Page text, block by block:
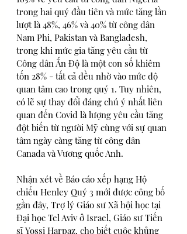
trong hai quý đầu tiên và mức tăng lần
lượt là 48%, 46% và 40% từ công dân
Nam Phi, Pakistan và Bangladesh,
trong khi mức gia tăng yêu cầu từ
Công dân Ấn Độ là một con số khiêm
tốn 28% - tất cả đều nhờ vào mức độ
quan tâm cao trong quý 1. Tuy nhiên,
có lẽ sự thay đổi đáng chú ý nhất liên
quan đến Covid là lượng yêu cầu tăng
đột biến từ người Mỹ cùng với sự quan
tâm ngày càng tăng từ công dân
Canada và Vương quốc Anh.
Nhận xét về Báo cáo xếp hạng Hộ
chiếu Henley Quý 3 mới được công bố
gần đây, Trợ lý Giáo sư Xã hội học tại
Đại học Tel Aviv ở Israel, Giáo sư Tiến
sĩ Yossi Harpaz, cho biết cuộc khủng